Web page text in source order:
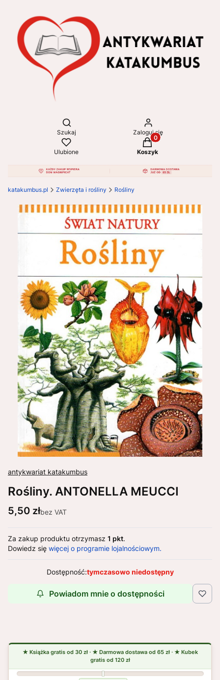
Otwórz wyszukiwarkę
Szukaj Zaloguj się
Ulubione
Produkty w koszyku:
Koszyk
katakumbus.pl Zwierzęta i rośliny Rośliny
antykwariat katakumbus
Rośliny. ANTONELLA MEUCCI
Cena
5,50 złbez VAT
Za zakup produktu otrzymasz 1 pkt.
Dowiedz się więcej o programie lojalnościowym.
Dostępność:tymczasowo niedostępny
Powiadom mnie o dostępności